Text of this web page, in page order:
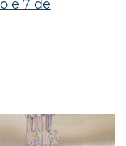
e 7 de